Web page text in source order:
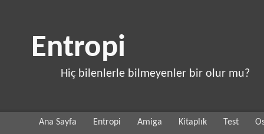
Entropi
Hiç bilenlerle bilmeyenler bir olur mu?
Ana Sayfa Entropi Amiga Kitaplık Test